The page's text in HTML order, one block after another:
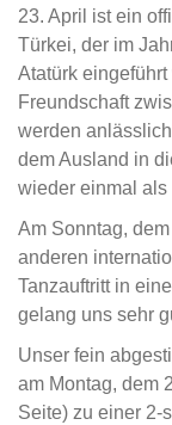
23. April ist ein
Türkei, der im
Atatürk
Freundschaft
werden
dem Ausland in
wieder einmal als
Am Sonntag,
anderen
Tanzauftritt in
gelang uns sehr
Unser fein
am Montag, dem
Seite) zu einer 2-